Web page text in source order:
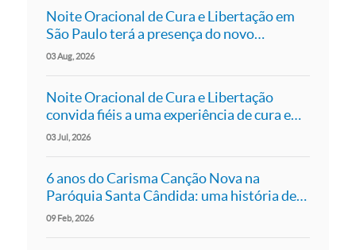
Noite Oracional de Cura e Libertação em
São Paulo terá a presença do novo
presidente da Canção Nova, Pe. Roger Luís
03Aug 2026
Noite Oracional de Cura e Libertação
convida fiéis a uma experiência de cura e
libertação em São Paulo
03Jul 2026
6 anos do Carisma Canção Nova na
Paróquia Santa Cândida: uma história de
fé, comunhão e missão
09 Feb 2026